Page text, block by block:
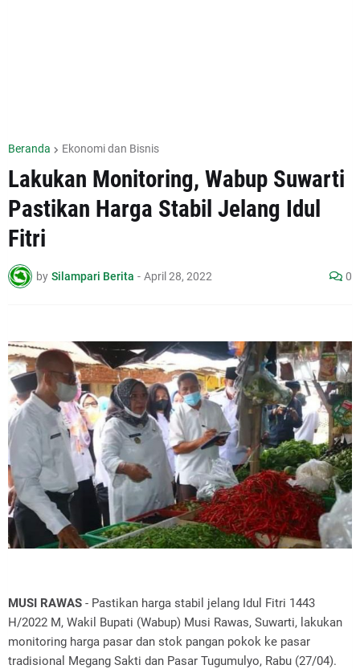
Beranda Ekonomi dan Bisnis
Lakukan Monitoring, Wabup Suwarti
Pastikan Harga Stabil Jelang Idul
Fitri
by Silampari Berita - April 28, 2022 0
MUSI RAWAS - Pastikan harga stabil jelang Idul Fitri 1443
H/2022 M, Wakil Bupati (Wabup) Musi Rawas, Suwarti, lakukan
monitoring harga pasar dan stok pangan pokok ke pasar
tradisional Megang Sakti dan Pasar Tugumulyo, Rabu (27/04).